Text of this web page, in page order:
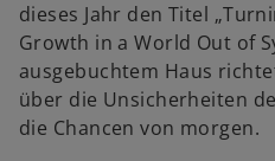
dieses Jahr den Titel
Growth in a World Out of
ausgebuchtem Haus
über die Unsicherheiten
die Chancen von morgen.